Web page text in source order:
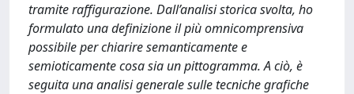
tramite raffigurazione. Dall’analisi storica svolta, ho
formulato una definizione il più omnicomprensiva
possibile per chiarire semanticamente e
semioticamente cosa sia un pittogramma. A ciò, è
seguita una analisi generale sulle tecniche grafiche